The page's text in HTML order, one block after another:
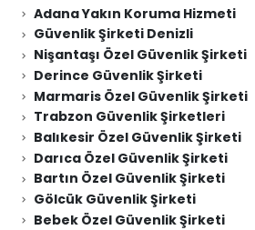
Adana Yakın Koruma Hizmeti
Güvenlik Şirketi Denizli
Nişantaşı Özel Güvenlik Şirketi
Derince Güvenlik Şirketi
Marmaris Özel Güvenlik Şirketi
Trabzon Güvenlik Şirketleri
Balıkesir Özel Güvenlik Şirketi
Darıca Özel Güvenlik Şirketi
Bartın Özel Güvenlik Şirketi
Gölcük Güvenlik Şirketi
Bebek Özel Güvenlik Şirketi